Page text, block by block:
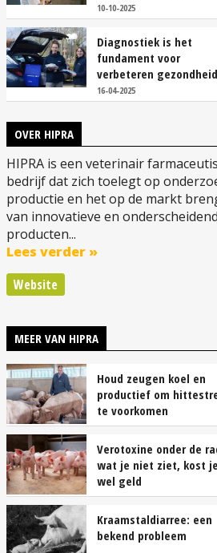
10-10-2025
Diagnostiek is het
fundament voor
verbeteren gezondheid
16-04-2025
OVER HIPRA
HIPRA is een veterinair
bedrijf dat zich toelegt op
productie en het op de markt
van innovatieve en
producten...
Lees verder »
Website
MEER VAN HIPRA
Houd zeugen koel en
productief om
te voorkomen
Verotoxine onder de
wat je niet ziet, kost je
wel geld
Kraamstaldiarree: een
bekend probleem